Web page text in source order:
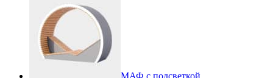
МАФ с подсветкой